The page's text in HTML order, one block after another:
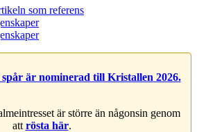
som referens
är nominerad till Kristallen 2026.
är större än någonsin genom
att rösta här.